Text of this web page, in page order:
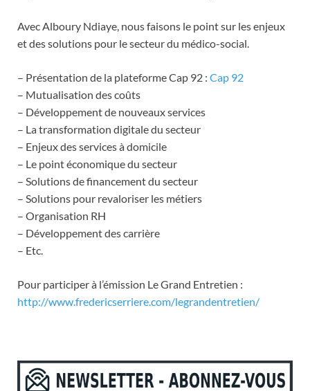
Avec Alboury Ndiaye, nous faisons le point sur les enjeux
et des solutions pour le secteur du médico-social.
– Présentation de la plateforme Cap 92 : Cap 92
– Mutualisation des coûts
– Développement de nouveaux services
– La transformation digitale du secteur
– Enjeux des services à domicile
– Le point économique du secteur
– Solutions de financement du secteur
– Solutions pour revaloriser les métiers
– Organisation RH
– Développement des carrière
– Etc.
Pour participer à l’émission Le Grand Entretien :
http://www.fredericserriere.com/legrandentretien/